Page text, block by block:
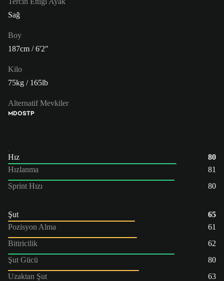
Sağ
Boy
187cm / 6'2"
Kilo
75kg / 165lb
Alternatif Mevkiler
MDOSTP
Hız
80
Hızlanma
81
Sprint Hızı
80
Şut
65
Pozisyon Alma
61
Bitiricilik
62
Şut Gücü
80
Uzaktan Şut
63